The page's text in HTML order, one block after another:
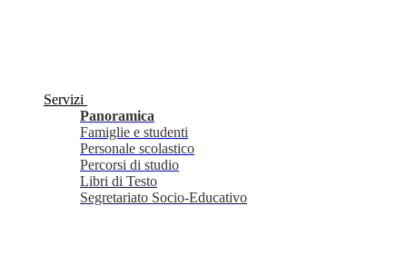
Servizi
Panoramica
Famiglie e studenti
Personale scolastico
Percorsi di studio
Libri di Testo
Segretariato Socio-Educativo